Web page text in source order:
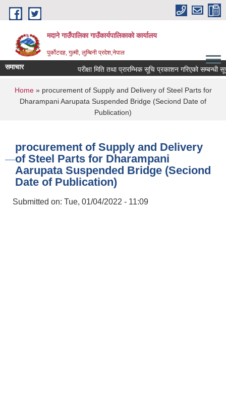
Skip to main content
मदाने गाउँपालिका गाउँकार्यपालिकाको कार्यालय
पुर्कोटदह, गुल्मी, लुम्बिनी प्रदेश,नेपाल
समाचार परीक्षा मिति तथा प्रारम्भिक सूचि प्रकाशन गरिएको सम्बन्धी सूचना
You are here
Home» procurement of Supply and Delivery of Steel Parts for
Dharampani Aarupata Suspended Bridge (Seciond Date of
Publication)
procurement of Supply and Delivery
of Steel Parts for Dharampani
Aarupata Suspended Bridge (Seciond
Date of Publication)
Submitted on: Tue, 01/04/2022 - 11:09